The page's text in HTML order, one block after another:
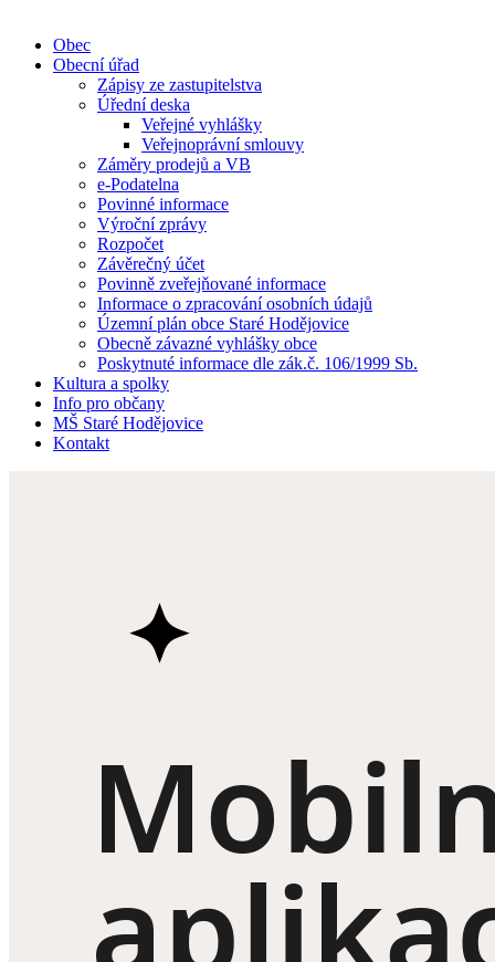
Obec
Obecní úřad
Zápisy ze zastupitelstva
Úřední deska
Veřejné vyhlášky
Veřejnoprávní smlouvy
Záměry prodejů a VB
e-Podatelna
Povinné informace
Výroční zprávy
Rozpočet
Závěrečný účet
Povinně zveřejňované informace
Informace o zpracování osobních údajů
Územní plán obce Staré Hodějovice
Obecně závazné vyhlášky obce
Poskytnuté informace dle zák.č. 106/1999 Sb.
Kultura a spolky
Info pro občany
MŠ Staré Hodějovice
Kontakt